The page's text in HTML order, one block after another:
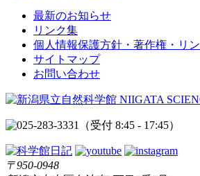
最新のお知らせ
リンク集
個人情報保護方針・著作権・リ
サイトマップ
お問い合わせ
（受付 8:45 - 17:45）
〒950-0948